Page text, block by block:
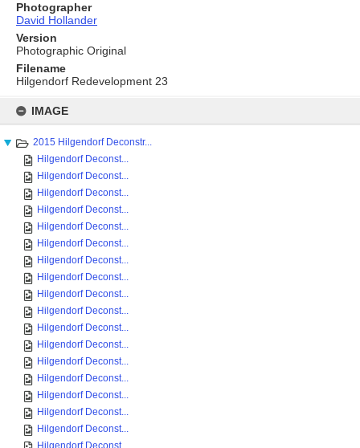
content
IMAGE
2015 Hilgendorf Deconstr...
Hilgendorf Deconst...
Hilgendorf Deconst...
Hilgendorf Deconst...
Hilgendorf Deconst...
Hilgendorf Deconst...
Hilgendorf Deconst...
Hilgendorf Deconst...
Hilgendorf Deconst...
Hilgendorf Deconst...
Hilgendorf Deconst...
Hilgendorf Deconst...
Hilgendorf Deconst...
Hilgendorf Deconst...
Hilgendorf Deconst...
Hilgendorf Deconst...
Hilgendorf Deconst...
Hilgendorf Deconst...
Hilgendorf Deconst...
Photographer
David Hollander
Version
Photographic Original
Filename
Hilgendorf Redevelopment 23